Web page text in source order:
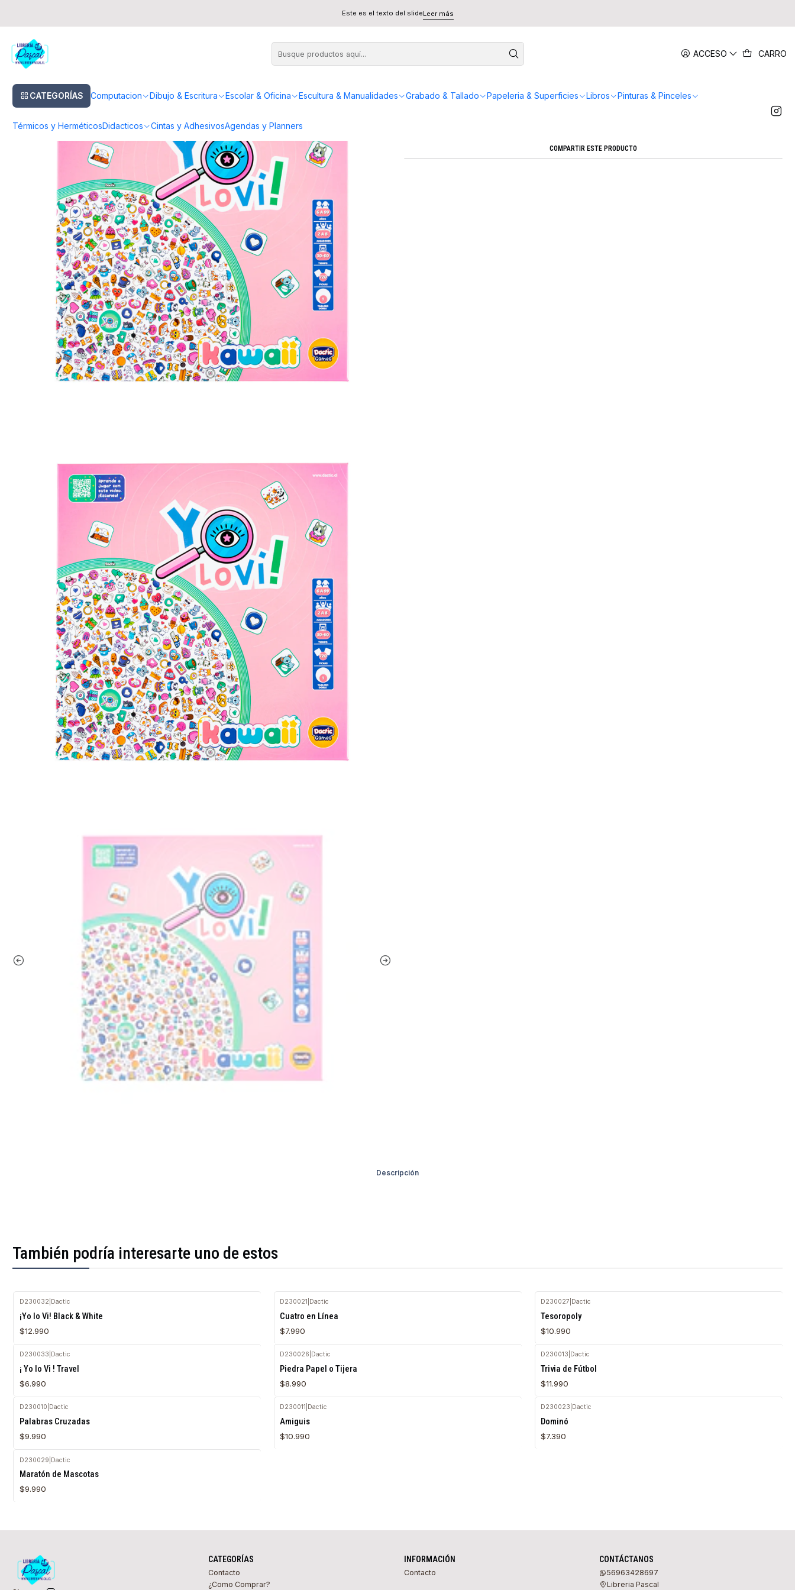
ACCESO CARRO
CATEGORÍAS Computacion Dibujo & Escritura Escolar & Oficina Escultura & Manualidades Grabado & Tallado Papeleria & Superficies Libros Pinturas & Pinceles
Térmicos y HerméticosDidacticos Cintas y AdhesivosAgendas y Planners
Este es el texto del slideLeer más
Agregar a la lista de favoritos
COMPARTIR ESTE PRODUCTO
Descripción
También podría interesarte uno de estos
D230032 Dactic
¡Yo lo Vi! Black & White
$12.990
D230021 Dactic
Cuatro en Línea
$7.990
D230027 Dactic
Tesoropoly
$10.990
D230033 Dactic
¡ Yo lo Vi ! Travel
$6.990
D230026 Dactic
Piedra Papel o Tijera
$8.990
D230013 Dactic
Trivia de Fútbol
$11.990
D230010 Dactic
Palabras Cruzadas
$9.990
D230011 Dactic
Amiguis
$10.990
D230023 Dactic
Dominó
$7.390
D230029 Dactic
Maratón de Mascotas
$9.990
CATEGORÍAS
Contacto
¿Como Comprar?
INFORMACIÓN
Contacto
CONTÁCTANOS
56963428697
Libreria Pascal